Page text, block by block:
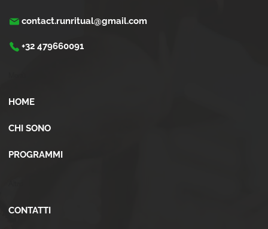
contact.runritual@gmail.com
+32 479660091
HOME
CHI SONO
PROGRAMMI
CONTATTI